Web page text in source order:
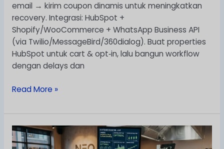
email → kirim coupon dinamis untuk meningkatkan
recovery. Integrasi: HubSpot +
Shopify/WooCommerce + WhatsApp Business API
(via Twilio/MessageBird/360dialog). Buat properties
HubSpot untuk cart & opt‑in, lalu bangun workflow
dengan delays dan
Read More »
Checklist
Vendor